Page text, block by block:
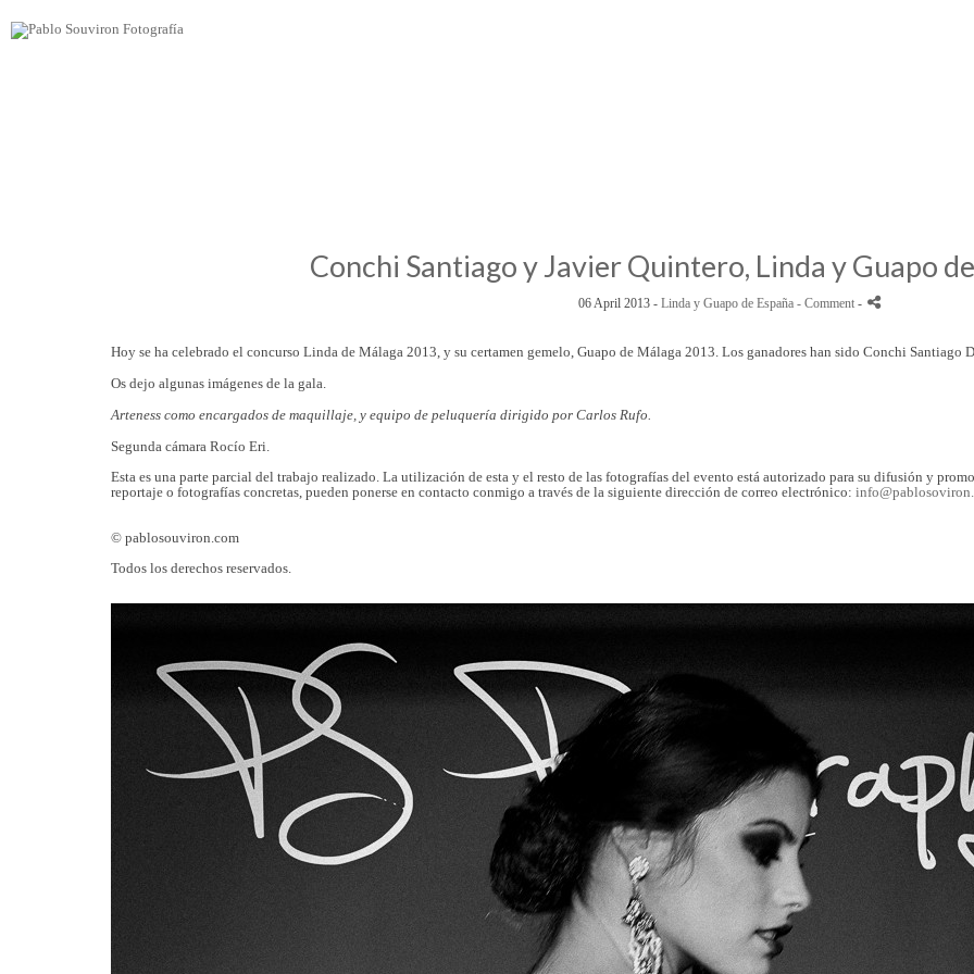
Conchi Santiago y Javier Quintero, Linda y Guapo
06 April 2013 - Linda y Guapo de España - Comment -
Hoy se ha celebrado el concurso Linda de Málaga 2013, y su certamen gemelo, Guapo de Málaga 2013. Los ganadores han sido Conchi Santiago
Os dejo algunas imágenes de la gala.
Arteness como encargados de maquillaje, y equipo de peluquería dirigido por Carlos Rufo.
Segunda cámara Rocío Eri.
Esta es una parte parcial del trabajo realizado. La utilización de esta y el resto de las fotografías del evento está autorizado para su difusión y
reportaje o fotografías concretas, pueden ponerse en contacto conmigo a través de la siguiente dirección de correo electrónico:
© pablosouviron.com
Todos los derechos reservados.